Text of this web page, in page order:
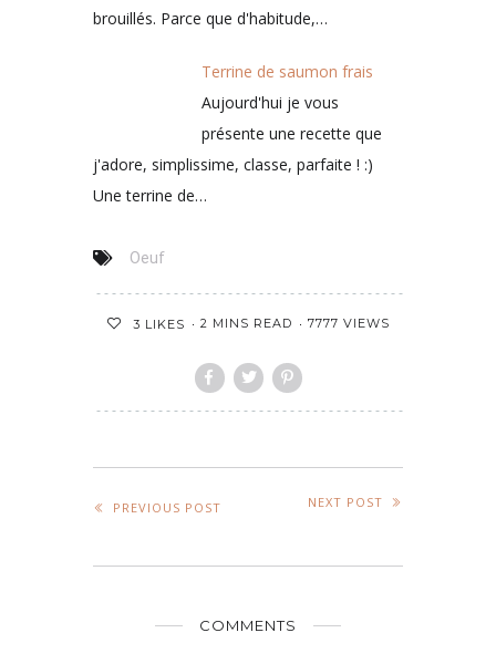
brouillés. Parce que d'habitude,…
Terrine de saumon frais
Aujourd'hui je vous
présente une recette que
j'adore, simplissime, classe, parfaite ! :)
Une terrine de…
Oeuf
3 LIKES 2 MINS READ 7777 VIEWS
PREVIOUS POST NEXT POST
COMMENTS